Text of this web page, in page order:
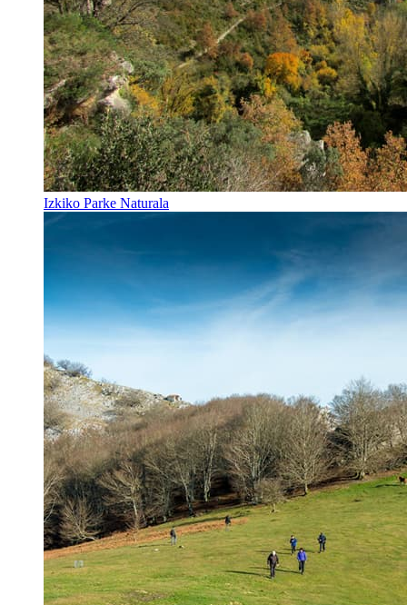
Izkiko Parke Naturala